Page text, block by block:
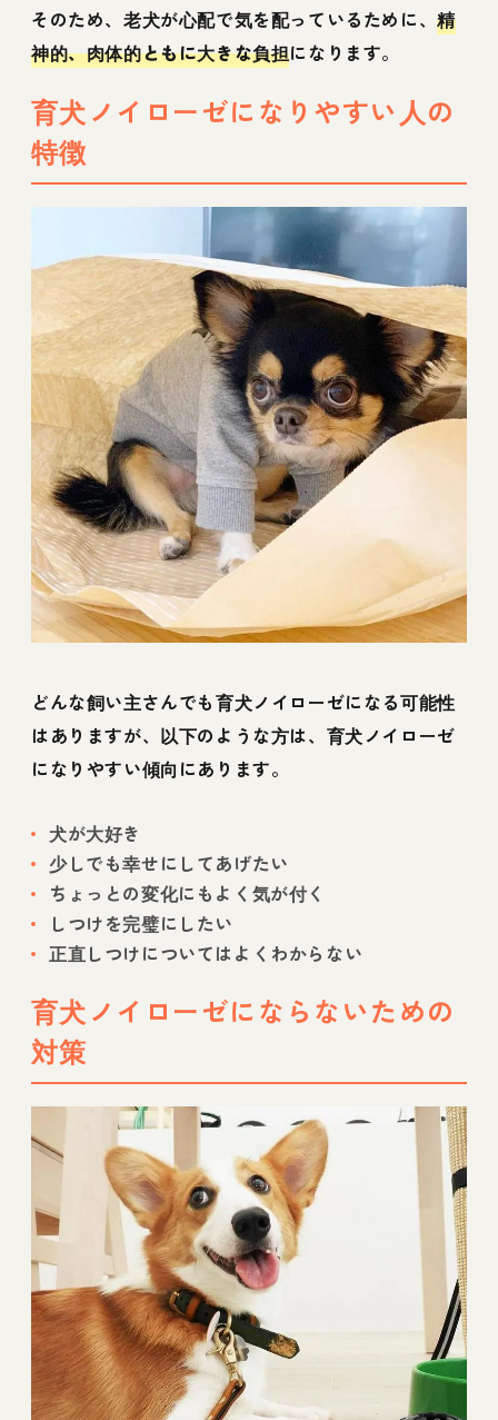
そのため、老犬が心配で気を配っているために、精
神的、肉体的ともに大きな負担になります。
育犬ノイローゼになりやすい人の
特徴
どんな飼い主さんでも育犬ノイローゼになる可能性
はありますが、以下のような方は、育犬ノイローゼ
になりやすい傾向にあります。
犬が大好き
少しでも幸せにしてあげたい
ちょっとの変化にもよく気が付く
しつけを完璧にしたい
正直しつけについてはよくわからない
育犬ノイローゼにならないための
対策